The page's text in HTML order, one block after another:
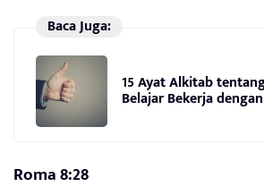
Baca Juga:
15 Ayat Alkitab
Belajar Bekerja
Roma 8:28